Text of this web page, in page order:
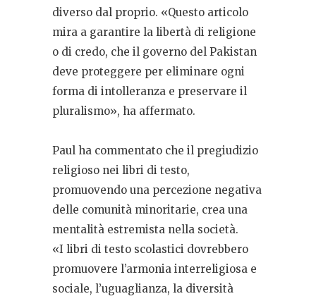
diverso dal proprio. «Questo articolo
mira a garantire la libertà di religione
o di credo, che il governo del Pakistan
deve proteggere per eliminare ogni
forma di intolleranza e preservare il
pluralismo», ha affermato.
Paul ha commentato che il pregiudizio
religioso nei libri di testo,
promuovendo una percezione negativa
delle comunità minoritarie, crea una
mentalità estremista nella società.
«I libri di testo scolastici dovrebbero
promuovere l’armonia interreligiosa e
sociale, l’uguaglianza, la diversità